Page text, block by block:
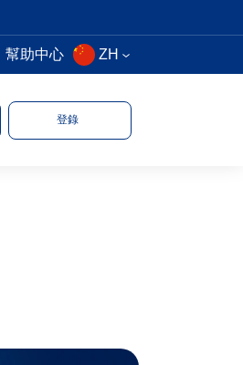
幫助中心 ZH
登錄